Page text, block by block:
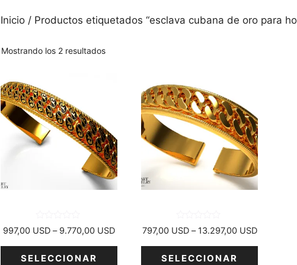
Inicio / Productos etiquetados “esclava cubana de oro para
Mostrando los 2 resultados
0
d
997,00 USD – 9.770,00 USDRango
SELECCIONAR
Este
producto
tiene
varias
variantes.
se
en
página
0
d
797,00 USD – 13.297,00 USDRango
SELECCIONAR
producto
tiene
varias
variantes.
opciones
se
en
página